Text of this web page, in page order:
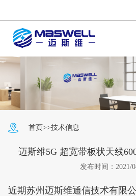
首页>>技术信息
迈斯维5G 超宽带板状天线
发布时间：2021/
近期苏州迈斯维通信技术有限